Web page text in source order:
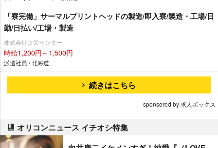
「寮完備」サーマルプリントヘッドの製造/即入寮/製造・工場/日
勤/日払い/工場・製造
株式会社京栄センター
時給1,200円～1,500円
派遣社員 / 北海道
続きはこちら
sponsored by 求人ボックス
オリコンニュース イチオシ特集